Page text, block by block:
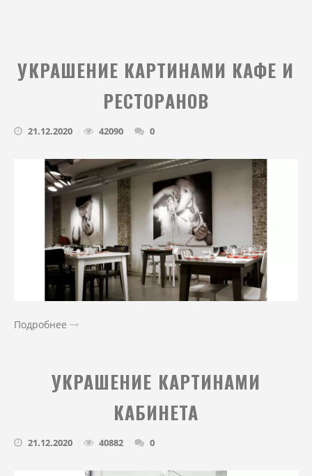
УКРАШЕНИЕ КАРТИНАМИ КАФЕ И
РЕСТОРАНОВ
21.12.2020 42090 0
Подробнее
УКРАШЕНИЕ КАРТИНАМИ
КАБИНЕТА
21.12.2020 40882 0